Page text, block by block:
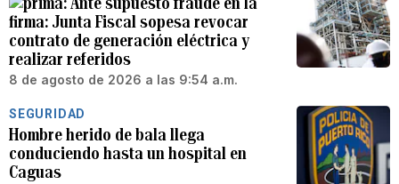
firma: Junta Fiscal sopesa revocar
contrato de generación eléctrica y
realizar referidos
8 de agosto de 2026 a las 9:54 a.m.
SEGURIDAD
Hombre herido de bala llega
conduciendo hasta un hospital en
Caguas